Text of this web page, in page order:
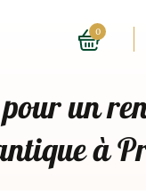
-
0
Services
propos du
un
à